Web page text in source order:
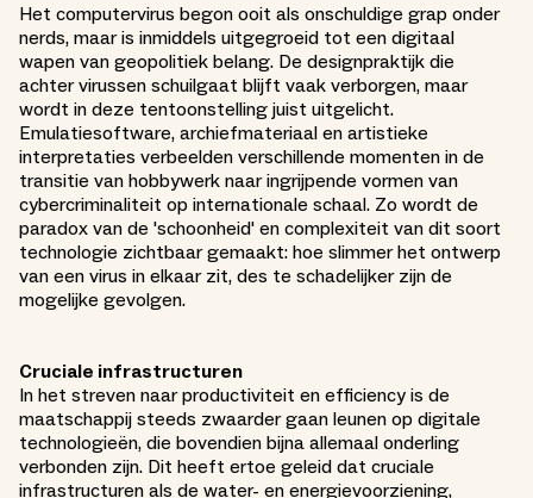
Het computervirus begon ooit als onschuldige grap onder
nerds, maar is inmiddels uitgegroeid tot een digitaal
wapen van geopolitiek belang. De designpraktijk die
achter virussen schuilgaat blijft vaak verborgen, maar
wordt in deze tentoonstelling juist uitgelicht.
Emulatiesoftware, archiefmateriaal en artistieke
interpretaties verbeelden verschillende momenten in de
transitie van hobbywerk naar ingrijpende vormen van
cybercriminaliteit op internationale schaal. Zo wordt de
paradox van de 'schoonheid' en complexiteit van dit soort
technologie zichtbaar gemaakt: hoe slimmer het ontwerp
van een virus in elkaar zit, des te schadelijker zijn de
mogelijke gevolgen.
Cruciale infrastructuren
In het streven naar productiviteit en efficiency is de
maatschappij steeds zwaarder gaan leunen op digitale
technologieën, die bovendien bijna allemaal onderling
verbonden zijn. Dit heeft ertoe geleid dat cruciale
infrastructuren als de water- en energievoorziening,